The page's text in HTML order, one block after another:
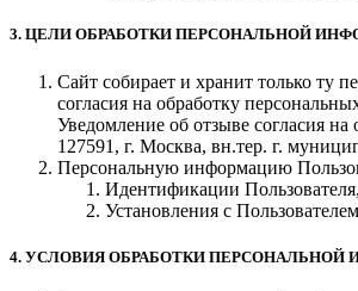
3. ЦЕЛИ ОБРАБОТКИ ПЕРСОНАЛЬНОЙ
Сайт собирает и хранит только ту
согласия на обработку
Уведомление об отзыве согласия
127591, г. Москва, вн.тер. г.
Персональную информацию
Идентификации
Установления с
4. УСЛОВИЯ ОБРАБОТКИ